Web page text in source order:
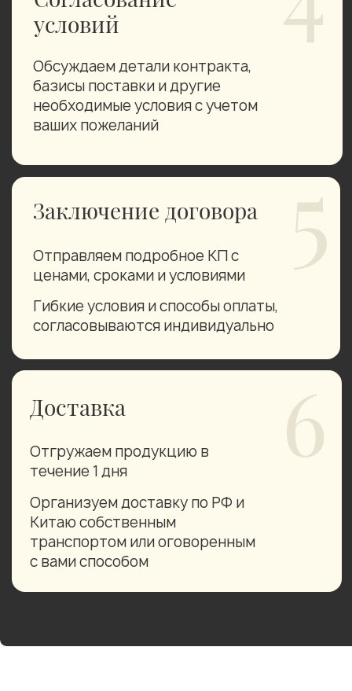
Вы получаете
персональный подход,
долгосрочное и
сотрудничество
мы не стремимся найти просто
покупателей, а выстраиваем
Часто задаваемые